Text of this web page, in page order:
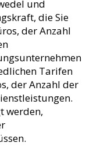
und
die Sie
der Anzahl
Tarifen
der Anzahl der
werden,